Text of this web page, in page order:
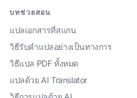
บทช่วยสอน
แปลเอกสารที่สแกน
วิธีรับคำแปลอย่างเป็นทางการ
วิธีแปล PDF ทั้งหมด
แปลด้วย AI Translator